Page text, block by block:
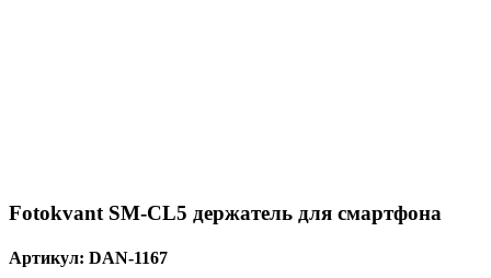
Fotokvant SM-CL5 держатель для смартфона
Артикул: DAN-1167